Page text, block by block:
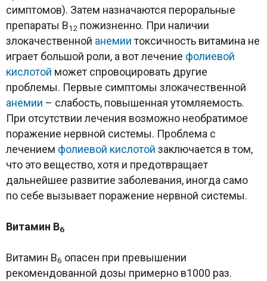
симптомов). Затем назначаются пероральные
препараты B12 пожизненно. При наличии
злокачественной анемиитоксичность витамина не
играет большой роли, а вот лечение фолиевой
кислотой может спровоцировать другие
проблемы. Первые симптомы злокачественной
анемии – слабость, повышенная утомляемость.
При отсутствии лечения возможно необратимое
поражение нервной системы. Проблема с
лечением фолиевой кислотой заключается в том,
что это вещество, хотя и предотвращает
дальнейшее развитие заболевания, иногда само
по себе вызывает поражение нервной системы.
Витамин B6
Витамин B6 опасен при превышении
рекомендованной дозы примерно в1000 раз.